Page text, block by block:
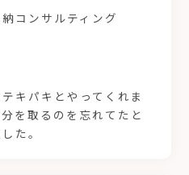
コンサルティング
キパキとやってくれま
を取るのを忘れてたと
た。